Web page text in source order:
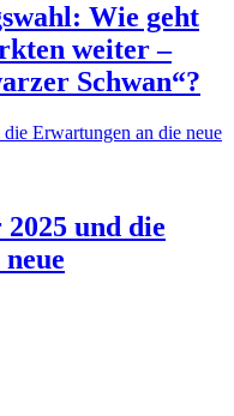
Wie geht
weiter –
Schwan“?
und die